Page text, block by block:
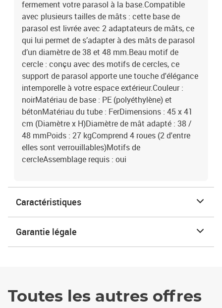
fermement votre parasol à la base.Compatible
avec plusieurs tailles de mâts : cette base de
parasol est livrée avec 2 adaptateurs de mâts, ce
qui lui permet de s’adapter à des mâts de parasol
d’un diamètre de 38 et 48 mm.Beau motif de
cercle : conçu avec des motifs de cercles, ce
support de parasol apporte une touche d'élégance
intemporelle à votre espace extérieur.Couleur :
noirMatériau de base : PE (polyéthylène) et
bétonMatériau du tube : FerDimensions : 45 x 41
cm (Diamètre x H)Diamètre de mât adapté : 38 /
48 mmPoids : 27 kgComprend 4 roues (2 d'entre
elles sont verrouillables)Motifs de
cercleAssemblage requis : oui
Caractéristiques
Garantie légale
Toutes les autres offres